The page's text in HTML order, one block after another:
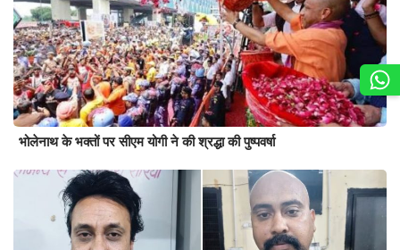
भोलेनाथ के भक्तों पर सीएम योगी ने की श्रद्धा की पुष्पवर्षा